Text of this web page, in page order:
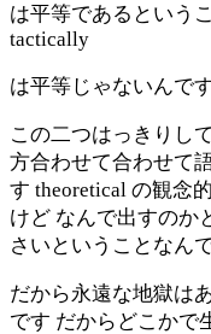
は平等であるという
tactically
は平等じゃないんで
この二つはっきりし
方合わせて合わせて
す theoretical の観念
けど なんで出すのか
さいということなん
だから永遠な地獄は
です だからどこかで